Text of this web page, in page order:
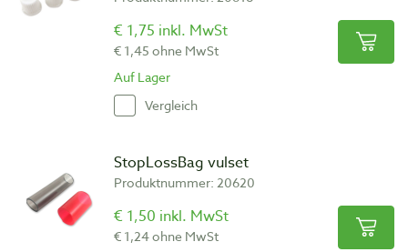
€ 1,75 inkl. MwSt
€ 1,45 ohne MwSt
Auf Lager
Vergleich
StopLossBag vulset
Produktnummer: 20620
€ 1,50 inkl. MwSt
€ 1,24 ohne MwSt